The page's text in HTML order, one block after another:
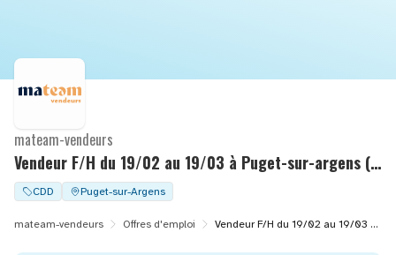
Vendeur F/H du 19/02 au 19/03 à Puget-sur-argens (83)
mateam-vendeurs
CDD Puget-sur-Argens
mateam-vendeurs Offres d'emploi Vendeur F/H du 19/02 au 19/03 à Puget-sur-argens (83)